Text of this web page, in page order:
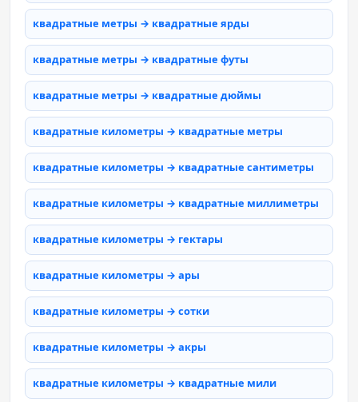
квадратные метры → квадратные ярды
квадратные метры → квадратные футы
квадратные метры → квадратные дюймы
квадратные километры → квадратные метры
квадратные километры → квадратные сантиметры
квадратные километры → квадратные миллиметры
квадратные километры → гектары
квадратные километры → ары
квадратные километры → сотки
квадратные километры → акры
квадратные километры → квадратные мили